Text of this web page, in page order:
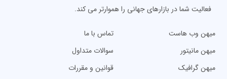
فعالیت شما در بازارهای جهانی را هموارتر می کند.
میهن وب هاست
میهن مانیتور
میهن گرافیک
تماس با ما
سوالات متداول
قوانین و مقررات